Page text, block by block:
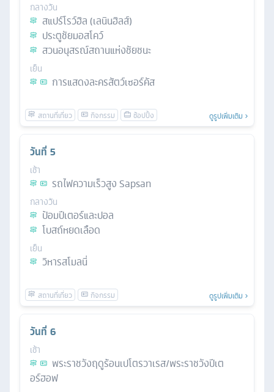
กลางวัน
สแปร์โรว์ฮิล (เลนินฮิลส์)
ประตูชัยมอสโคว์
สวนอนุสรณ์สถานแห่งชัยชนะ
เย็น
การแสดงละครสัตว์เซอร์คัส
ดูรูปเพิ่มเติม
วันที่ 5
เช้า
รถไฟความเร็วสูง Sapsan
กลางวัน
ป้อมปีเตอร์และปอล
โบสถ์หยดเลือด
เย็น
วิหารสโมลนี่
ดูรูปเพิ่มเติม
วันที่ 6
เช้า
พระราชวังฤดูร้อนเปโตรวาเรส/พระราชวังปีเต
อร์ฮอฟ